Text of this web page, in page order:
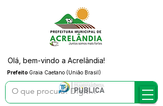
Prefeito Graia Caetano (União Brasil)
Olá, bem-vindo a Acrelândia!